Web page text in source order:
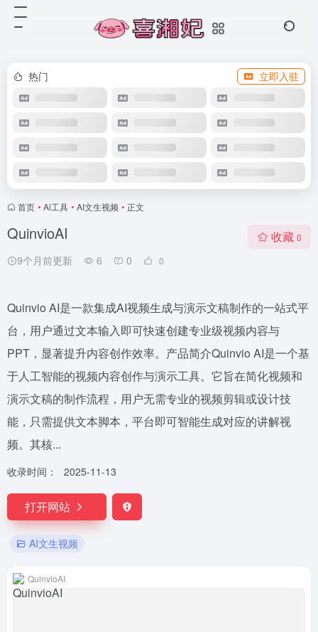
热门 立即入驻
首页 • Al工具 • AI文生视频 • 正文
QuinvioAI
9个月前更新 6 0 0
收藏 0
Quinvio AI是一款集成AI视频生成与演示文稿制作的一站式平
台，用户通过文本输入即可快速创建专业级视频内容与
PPT，显著提升内容创作效率。产品简介Quinvio AI是一个基
于人工智能的视频内容创作与演示工具。它旨在简化视频和
演示文稿的制作流程，用户无需专业的视频剪辑或设计技
能，只需提供文本脚本，平台即可智能生成对应的讲解视
频。其核...
收录时间： 2025-11-13
打开网站
AI文生视频
QuinvioAI